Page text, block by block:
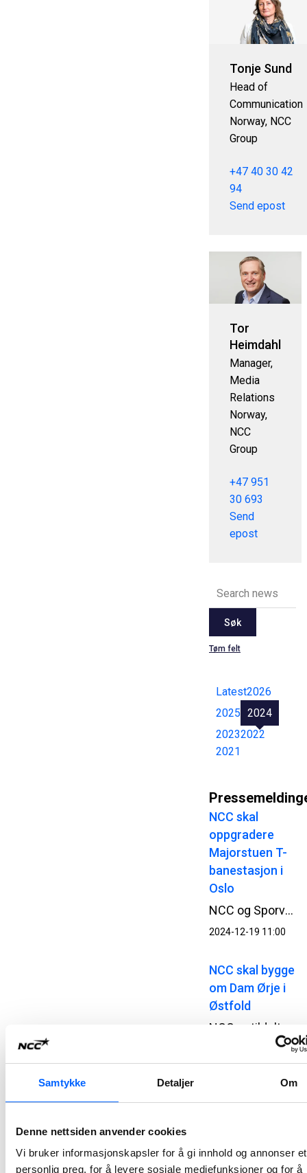
Samtykke Detaljer Om
Denne nettsiden anvender cookies
Vi bruker informasjonskapsler for å gi innhold og annonser et
personlig preg, for å levere sosiale mediefunksjoner og for å
Tonje Sund
Head of
Communication
Norway, NCC
Group
+47 40 30 42
94
Send epost
Tor
Heimdahl
Manager,
Media
Relations
Norway,
NCC
Group
+47 951
30 693
Send
epost
Søk
Tøm felt
Latest2026
2025 2024
20232022
2021
NCC skal
oppgradere
Majorstuen T-
banestasjon i
Oslo
NCC og Sporveien har inngått kontrakt for oppgradering av Majorstuen T-banestasjon i Oslo. Kontrakten har en verdi på cirka 350 MNOK.
2024-12-19 11:00
NCC skal bygge
om Dam Ørje i
Østfold
2024-10-31 13:01
overleverer tre
i Oslo